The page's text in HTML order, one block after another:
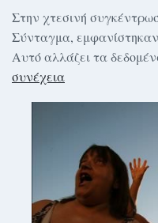
Στην χτεσινή
Σύνταγμα,
Αυτό αλλάζει τα
συνέχεια